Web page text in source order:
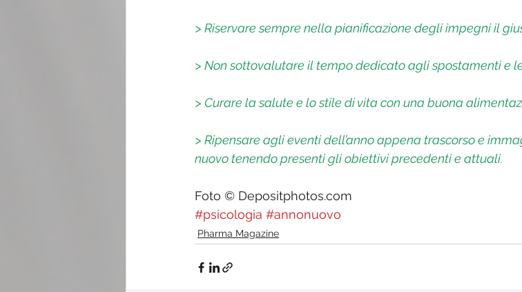
> Riservare sempre nella pianificazione degli impegni il
> Non sottovalutare il tempo dedicato agli spostamenti e
> Curare la salute e lo stile di vita con una buona
> Ripensare agli eventi dell’anno appena trascorso e
nuovo tenendo presenti gli obiettivi precedenti e attuali.
Foto © Depositphotos.com
#psicologia #annonuovo
Pharma Magazine